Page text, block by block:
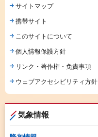
サイトマップ
携帯サイト
このサイトについて
個人情報保護方針
リンク・著作権・免責事項
ウェブアクセシビリティ方針
気象情報